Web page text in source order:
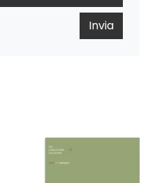
Invia